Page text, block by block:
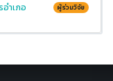
ำเภอ
ผู้ร่วมวิจัย